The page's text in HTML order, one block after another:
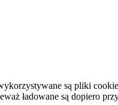
są pliki
ładowane są dopiero